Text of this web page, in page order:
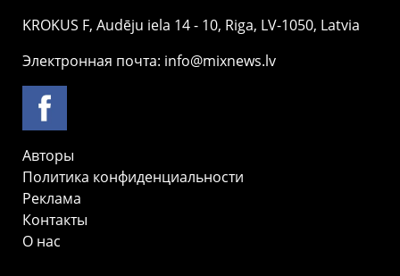
KROKUS F, Audēju iela 14 - 10, Riga, LV-1050, Latvia
Электронная почта: info@mixnews.lv
Авторы
Политика конфиденциальности
Реклама
Контакты
О нас